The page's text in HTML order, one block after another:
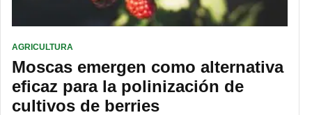
AGRICULTURA
Moscas emergen como alternativa
eficaz para la polinización de
cultivos de berries